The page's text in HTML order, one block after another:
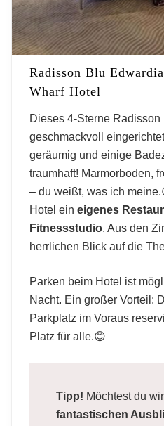
Radisson Blu
Wharf Hotel
Dieses 4-Sterne
geschmackvoll
geräumig und einige
traumhaft! Marmorboden,
– du weißt, was ich
Hotel ein eigenes
Fitnessstudio. Aus den
herrlichen Blick auf die
Parken beim Hotel ist
Nacht. Ein großer Vorteil:
Parkplatz im Voraus
Platz für alle.😊
Tipp! Möchtest du
fantastischen